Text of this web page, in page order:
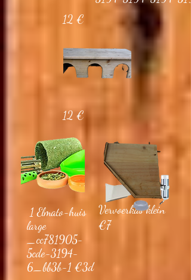
12 €
12 €
1 Elmato-huis
large
_cc781905-
5cde-3194-
6_bb3b-1 €3d
Vervoerkas klein
€7